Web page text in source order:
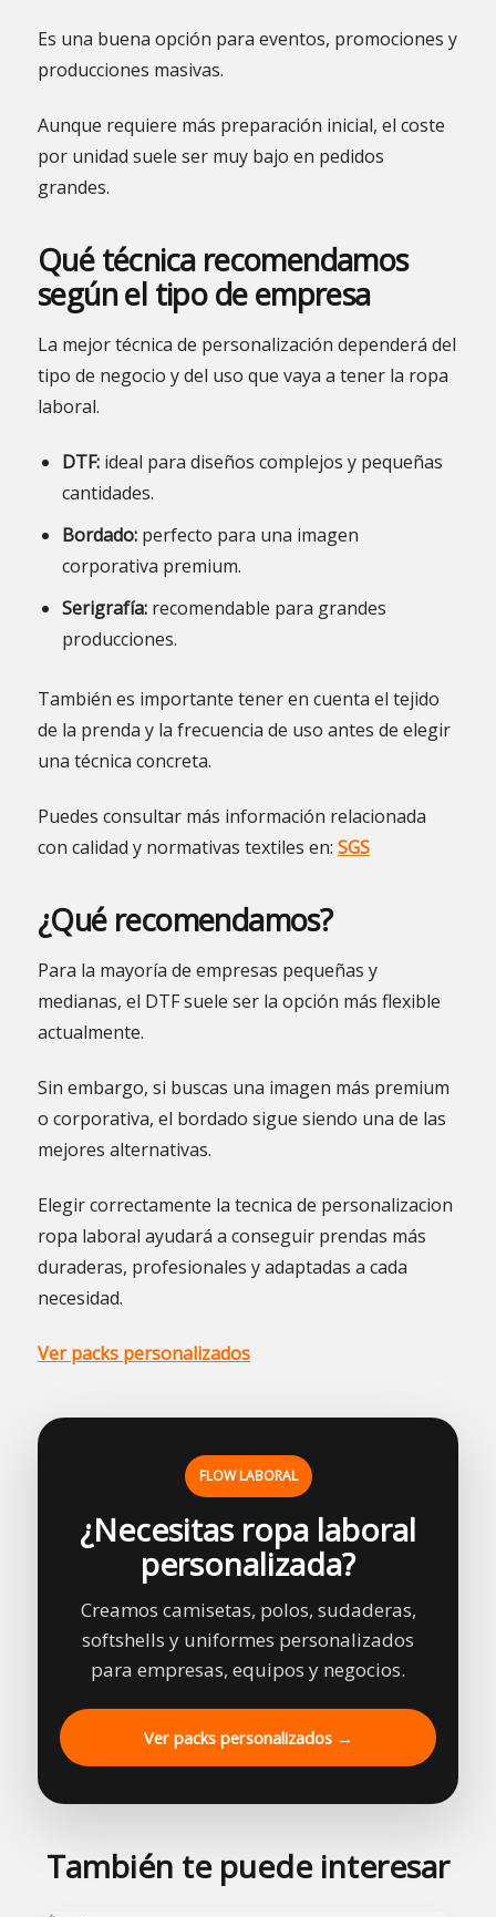
Es una buena opción para eventos, promociones y
producciones masivas.
Aunque requiere más preparación inicial, el coste
por unidad suele ser muy bajo en pedidos
grandes.
Qué técnica recomendamos
según el tipo de empresa
La mejor técnica de personalización dependerá del
tipo de negocio y del uso que vaya a tener la ropa
laboral.
DTF: ideal para diseños complejos y pequeñas
cantidades.
Bordado: perfecto para una imagen
corporativa premium.
Serigrafía: recomendable para grandes
producciones.
También es importante tener en cuenta el tejido
de la prenda y la frecuencia de uso antes de elegir
una técnica concreta.
Puedes consultar más información relacionada
con calidad y normativas textiles en: SGS
¿Qué recomendamos?
Para la mayoría de empresas pequeñas y
medianas, el DTF suele ser la opción más flexible
actualmente.
Sin embargo, si buscas una imagen más premium
o corporativa, el bordado sigue siendo una de las
mejores alternativas.
Elegir correctamente la tecnica de personalizacion
ropa laboral ayudará a conseguir prendas más
duraderas, profesionales y adaptadas a cada
necesidad.
Ver packs personalizados
FLOW LABORAL
¿Necesitas ropa laboral
personalizada?
Creamos camisetas, polos, sudaderas,
softshells y uniformes personalizados
para empresas, equipos y negocios.
Ver packs personalizados →
También te puede interesar